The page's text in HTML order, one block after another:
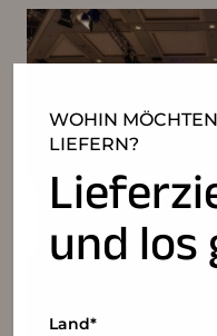
WOHIN
LIEFERN?
und
Land